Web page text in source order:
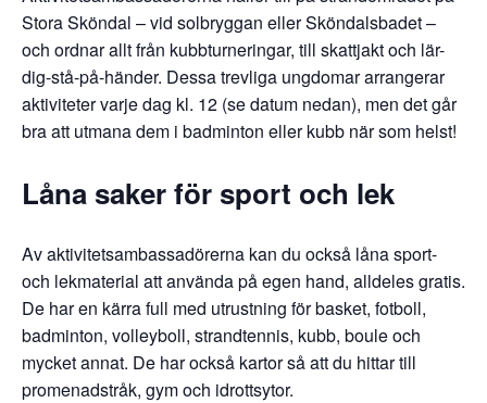
Stora Sköndal – vid solbryggan eller Sköndalsbadet –
och ordnar allt från kubbturneringar, till skattjakt och lär-
dig-stå-på-händer. Dessa trevliga ungdomar arrangerar
aktiviteter varje dag kl. 12 (se datum nedan), men det går
bra att utmana dem i badminton eller kubb när som helst!
Låna saker för sport och lek
Av aktivitetsambassadörerna kan du också låna sport-
och lekmaterial att använda på egen hand, alldeles gratis.
De har en kärra full med utrustning för basket, fotboll,
badminton, volleyboll, strandtennis, kubb, boule och
mycket annat. De har också kartor så att du hittar till
promenadstråk, gym och idrottsytor.